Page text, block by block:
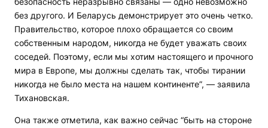
без другого. И Беларусь демонстрирует это очень четко.
Правительство, которое плохо обращается со своим
собственным народом, никогда не будет уважать своих
соседей. Поэтому, если мы хотим настоящего и прочного
мира в Европе, мы должны сделать так, чтобы тирании
никогда не было места на нашем континенте”, — заявила
Тихановская.
Она также отметила, как важно сейчас “быть на стороне